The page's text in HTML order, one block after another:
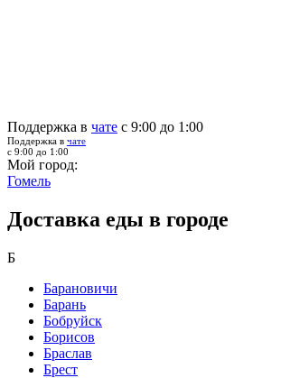
Поддержка в чате с 9:00 до 1:00
Поддержка в чате
с 9:00 до 1:00
Мой город:
Гомель
Доставка еды в городе
Б
Барановичи
Барань
Бобруйск
Борисов
Браслав
Брест